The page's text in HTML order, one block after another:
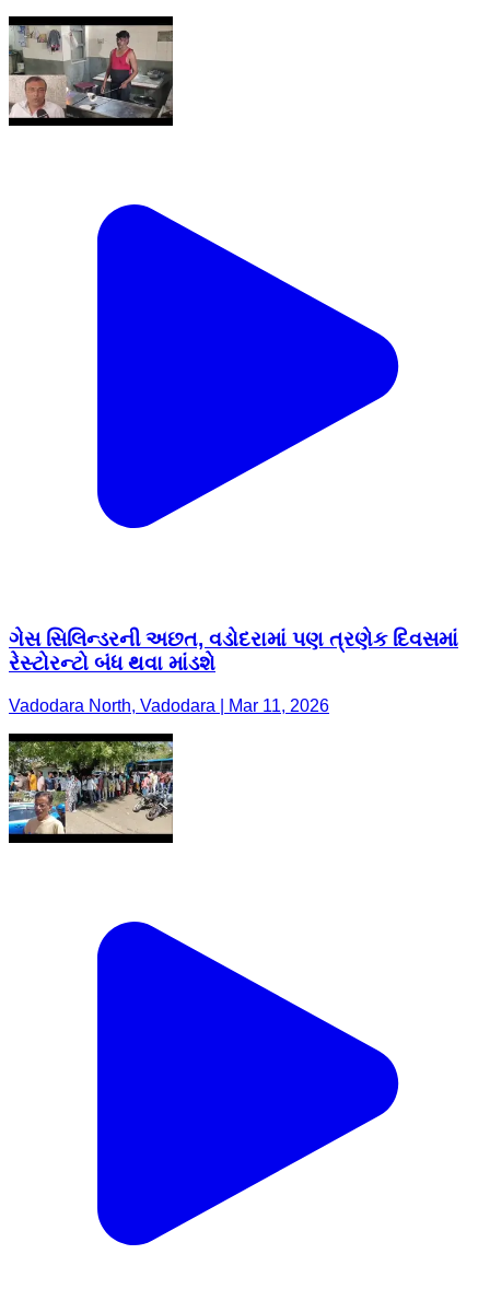
ગેસ સિલિન્ડરની અછત, વડોદરામાં પણ ત્રણેક દિવસમાં
રેસ્ટોરન્ટો બંધ થવા માંડશે
Vadodara North, Vadodara | Mar 11, 2026